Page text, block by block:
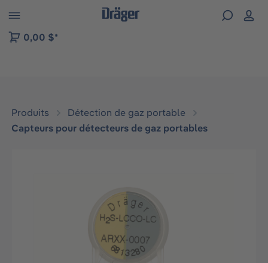
to B2B platform navigation
0,00 $*
Produits
Détection de gaz portable
Capteurs pour détecteurs de gaz portables